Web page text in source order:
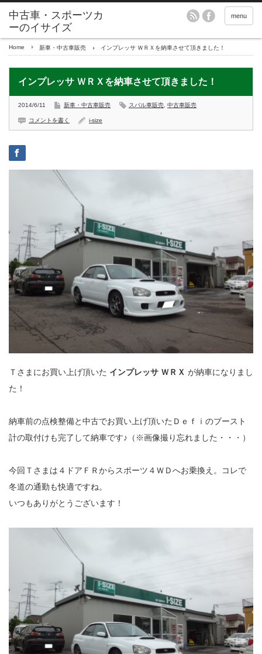
menu
Home 新車・中古車販売 インプレッサ ＷＲＸを納車させて頂きました！
インプレッサ ＷＲＸを納車させて頂きました！
2014/6/11 新車・中古車販売 スバル車販売 中古車販売
コメントを書く i-size
Ｔさまにお買い上げ頂いた インプレッサ ＷＲＸ が納車になりまし
た！
納車前の点検整備と中古でお買い上げ頂いたＤｅｆｉのブースト
計の取付けも完了して納車です♪（※画像撮り忘れました・・・）
今回Ｔさまは４ドアＦＲからスポーツ４ＷＤへお乗換え。コレで
冬道の通勤も快適ですね。
いつもありがとうございます！